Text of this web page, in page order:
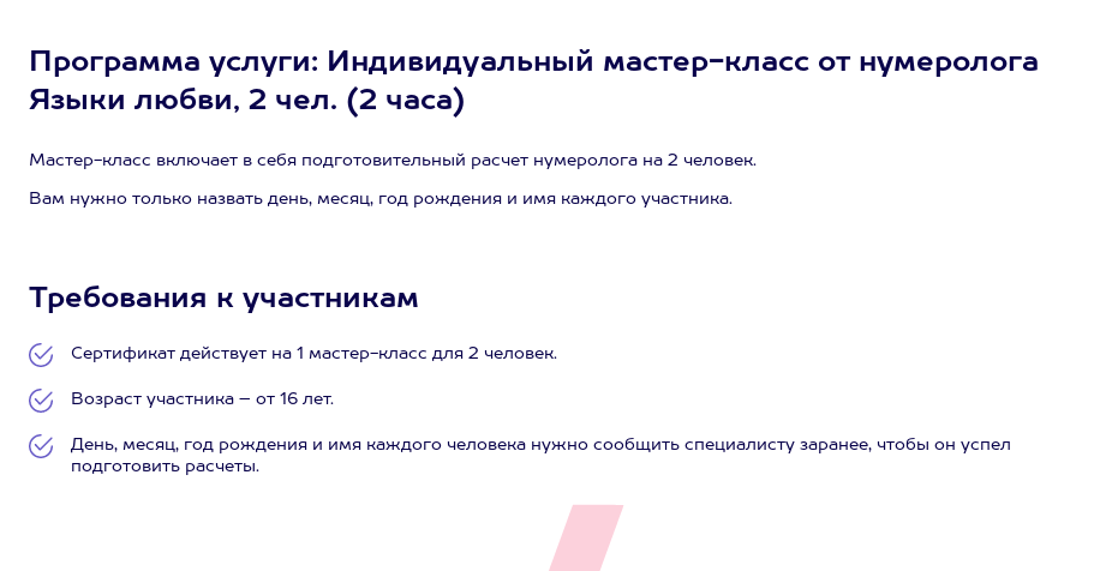
Программа услуги: Индивидуальный мастер-класс от нумеролога
Языки любви, 2 чел. (2 часа)
Мастер-класс включает в себя подготовительный расчет нумеролога на 2 человек.
Вам нужно только назвать день, месяц, год рождения и имя каждого участника.
Требования к участникам
Сертификат действует на 1 мастер-класс для 2 человек.
Возраст участника – от 16 лет.
День, месяц, год рождения и имя каждого человека нужно сообщить специалисту заранее, чтобы он успел
подготовить расчеты.